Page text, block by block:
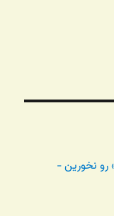
نخورین -